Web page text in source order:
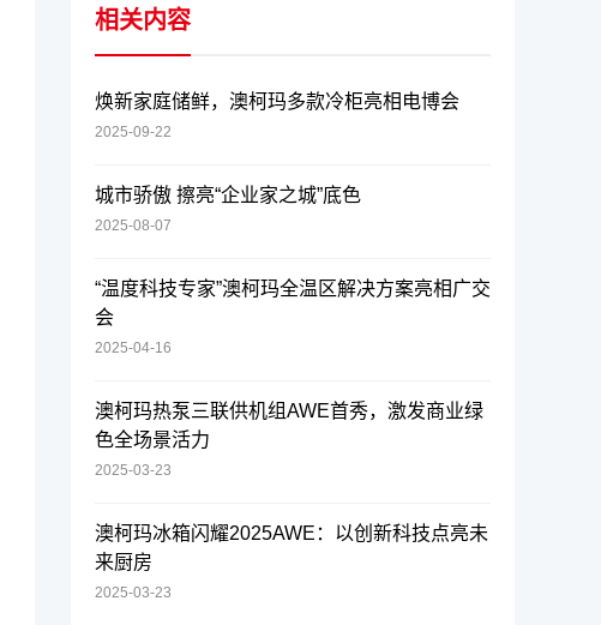
相关内容
焕新家庭储鲜，澳柯玛多款冷柜亮相电博会
2025-09-22
城市骄傲 擦亮“企业家之城”底色
2025-08-07
“温度科技专家”澳柯玛全温区解决方案亮相广交
会
2025-04-16
澳柯玛热泵三联供机组AWE首秀，激发商业绿
色全场景活力
2025-03-23
澳柯玛冰箱闪耀2025AWE：以创新科技点亮未
来厨房
2025-03-23